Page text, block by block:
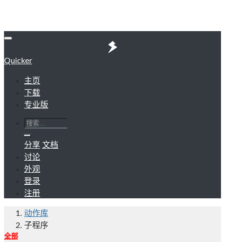
Quicker
主页
下载
专业版
分享 文档
讨论
外观
登录
注册
动作库
子程序
全部